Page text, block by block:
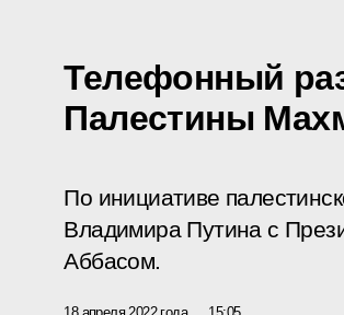
Телефонный
Палестины
По инициативе
Владимира Путина с
Аббасом.